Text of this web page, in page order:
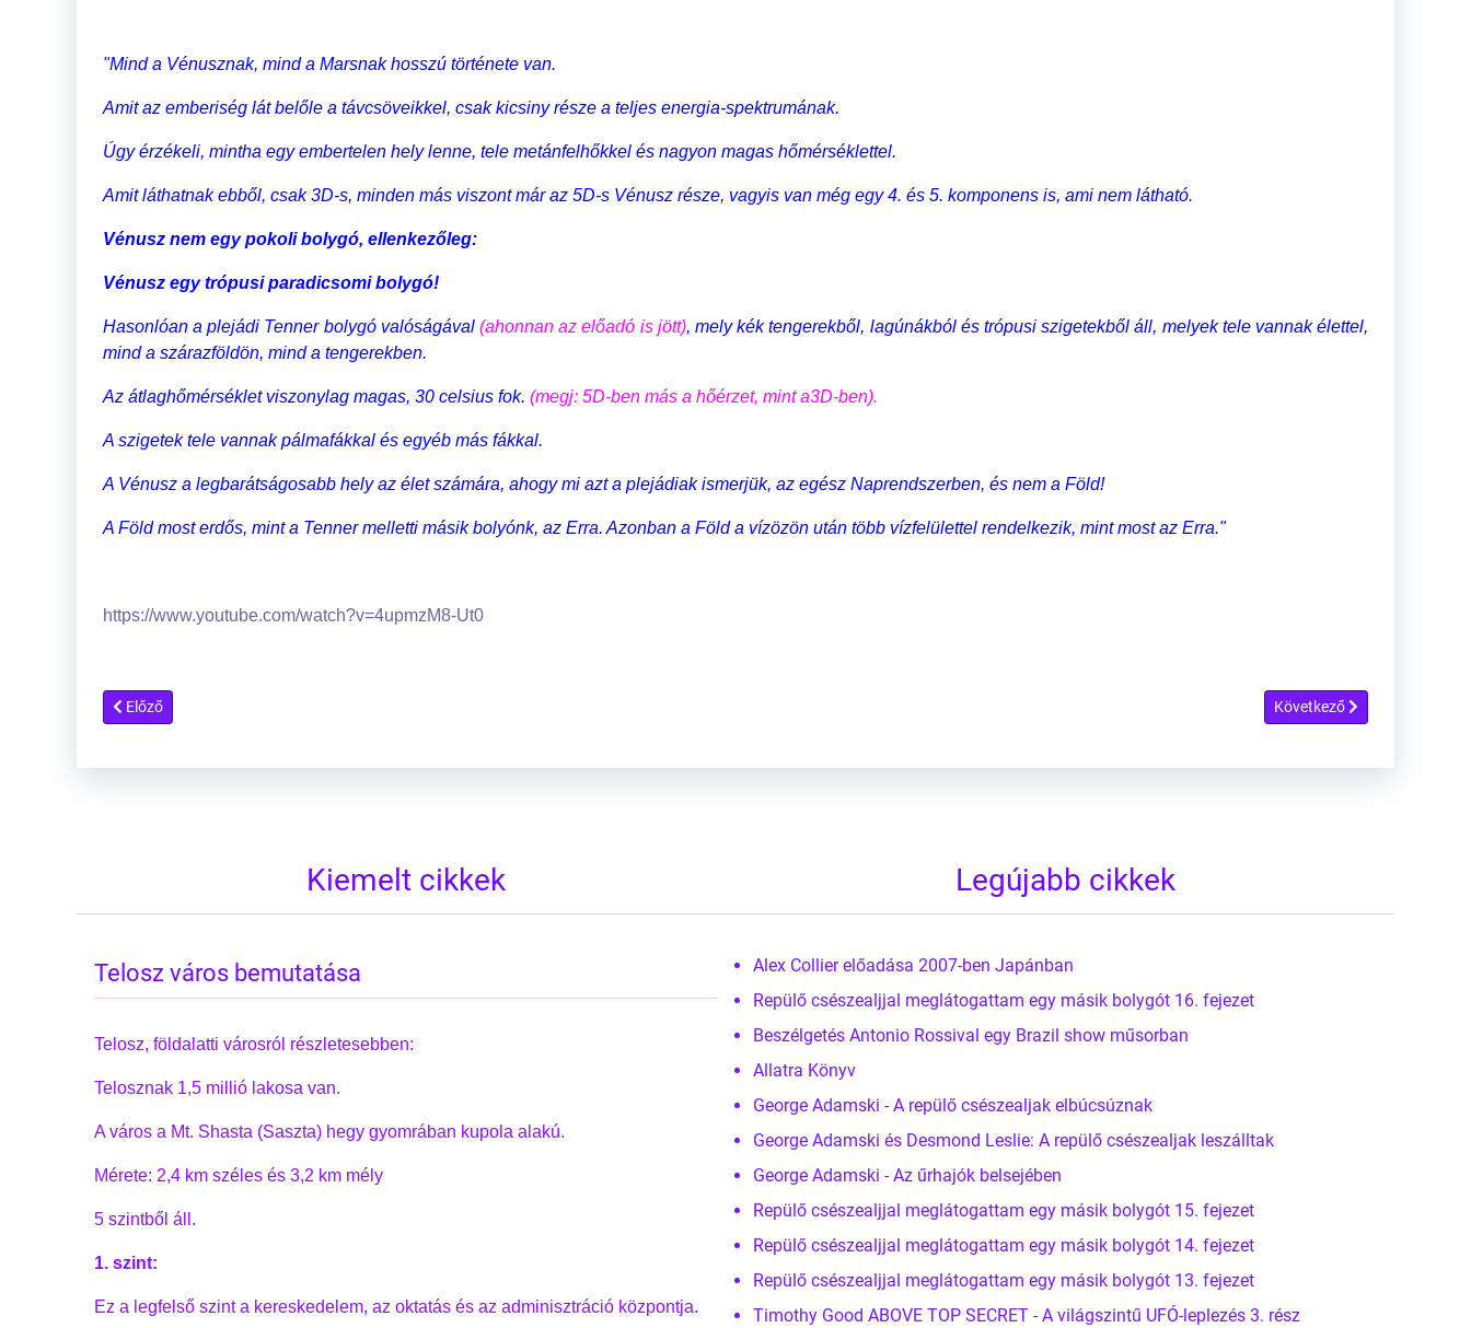
"Mind a Vénusznak, mind a Marsnak hosszú története van.
Amit az emberiség lát belőle a távcsöveikkel, csak kicsiny része a teljes energia-spektrumának.
Úgy érzékeli, mintha egy embertelen hely lenne, tele metánfelhőkkel és nagyon magas hőmérséklettel.
Amit láthatnak ebből, csak 3D-s, minden más viszont már az 5D-s Vénusz része, vagyis van még egy 4. és 5. komponens is, ami nem látható.
Vénusz nem egy pokoli bolygó, ellenkezőleg:
Vénusz egy trópusi paradicsomi bolygó!
Hasonlóan a plejádi Tenner bolygó valóságával (ahonnan az előadó is jött), mely kék tengerekből, lagúnákból és trópusi szigetekből áll, melyek tele vannak élettel,
mind a szárazföldön, mind a tengerekben.
Az átlaghőmérséklet viszonylag magas, 30 celsius fok. (megj: 5D-ben más a hőérzet, mint a3D-ben).
A szigetek tele vannak pálmafákkal és egyéb más fákkal.
A Vénusz a legbarátságosabb hely az élet számára, ahogy mi azt a plejádiak ismerjük, az egész Naprendszerben, és nem a Föld!
A Föld most erdős, mint a Tenner melletti másik bolyónk, az Erra. Azonban a Föld a vízözön után több vízfelülettel rendelkezik, mint most az Erra."
https://www.youtube.com/watch?v=4upmzM8-Ut0
Előző cikk: Üvegkupolák a Naprendszerben
Előző Következő cikk: Régi és új
Következő
Kiemelt cikkek
Telosz város bemutatása
Telosz, földalatti városról részletesebben:
Telosznak 1,5 millió lakosa van.
A város a Mt. Shasta (Saszta) hegy gyomrában kupola alakú.
Mérete: 2,4 km széles és 3,2 km mély
5 szintből áll.
1. szint:
Ez a legfelső szint a kereskedelem, az oktatás és az adminisztráció központja.
Legújabb cikkek
Alex Collier előadása 2007-ben Japánban
Repülő csészealjjal meglátogattam egy másik bolygót 16. fejezet
Beszélgetés Antonio Rossival egy Brazil show műsorban
Allatra Könyv
George Adamski - A repülő csészealjak elbúcsúznak
George Adamski és Desmond Leslie: A repülő csészealjak leszálltak
George Adamski - Az űrhajók belsejében
Repülő csészealjjal meglátogattam egy másik bolygót 15. fejezet
Repülő csészealjjal meglátogattam egy másik bolygót 14. fejezet
Repülő csészealjjal meglátogattam egy másik bolygót 13. fejezet
Timothy Good ABOVE TOP SECRET - A világszintű UFÓ-leplezés 3. rész